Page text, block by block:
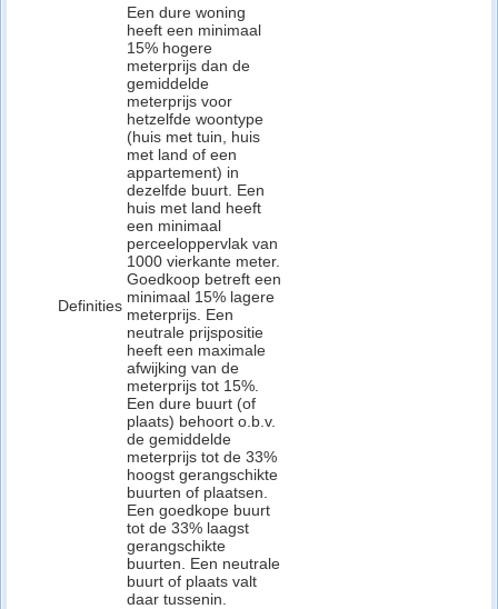
Definities
Een dure woning
heeft een minimaal
15% hogere
meterprijs dan de
gemiddelde
meterprijs voor
hetzelfde woontype
(huis met tuin, huis
met land of een
appartement) in
dezelfde buurt. Een
huis met land heeft
een minimaal
perceeloppervlak van
1000 vierkante meter.
Goedkoop betreft een
minimaal 15% lagere
meterprijs. Een
neutrale prijspositie
heeft een maximale
afwijking van de
meterprijs tot 15%.
Een dure buurt (of
plaats) behoort o.b.v.
de gemiddelde
meterprijs tot de 33%
hoogst gerangschikte
buurten of plaatsen.
Een goedkope buurt
tot de 33% laagst
gerangschikte
buurten. Een neutrale
buurt of plaats valt
daar tussenin.